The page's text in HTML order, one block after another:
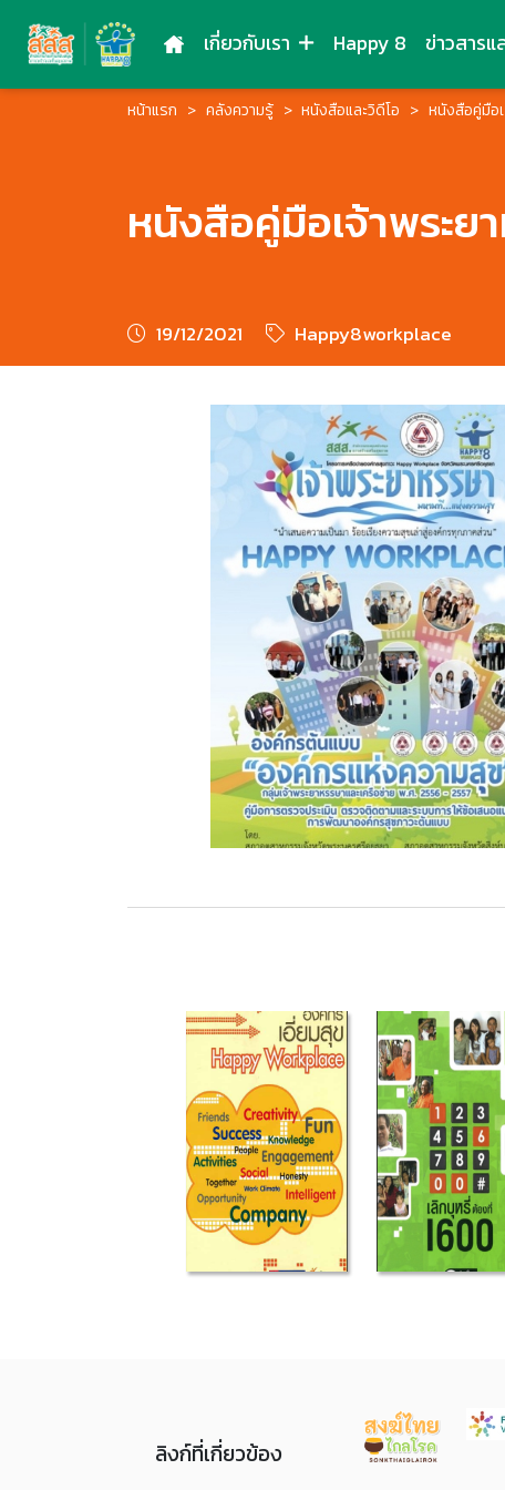
เกี่ยวกับเรา Happy 8 ข่าวสารแ
หน้าแรก คลังความรู้ หนังสือและวิดีโอ หนังสือคู่มือ
หนังสือคู่มือเจ้าพระย
19/12/2021 Happy8workplace
ลิงก์ที่เกี่ยวข้อง